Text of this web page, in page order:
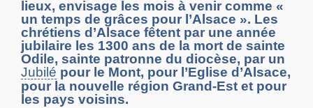
lieux, envisage les mois à venir comme «
un temps de grâces pour l’Alsace ». Les
chrétiens d’Alsace fêtent par une année
jubilaire les 1300 ans de la mort de sainte
Odile, sainte patronne du diocèse, par un
Jubilé pour le Mont, pour l’Eglise d’Alsace,
pour la nouvelle région Grand-Est et pour
les pays voisins.